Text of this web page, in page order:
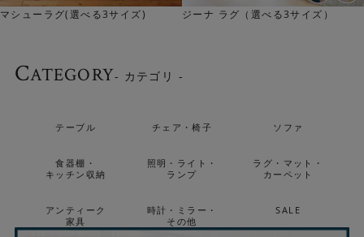
マシューラグ(選べる3サイズ) ジーナ ラグ（選べる3サイズ）
CATEGORY- カテゴリ -
テーブル チェア・椅子 ソファ
食器棚・
キッチン収納
照明・ライト・
ランプ
ラグ・マット・
カーペット
アンティーク
家具
時計・ミラー・
その他
SALE